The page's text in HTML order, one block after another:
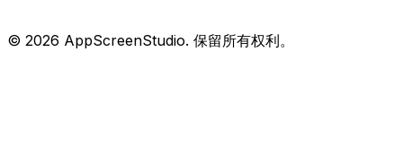
© 2026 AppScreenStudio. 保留所有权利。